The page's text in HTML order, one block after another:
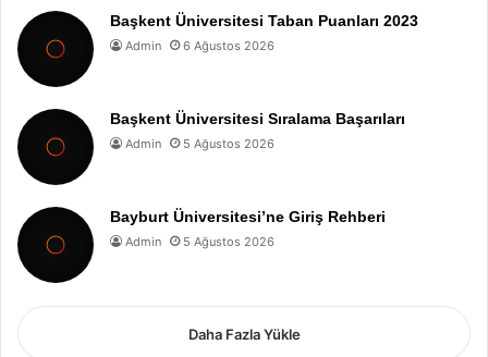
Başkent Üniversitesi Taban Puanları 2023
Admin 6 Ağustos 2026
Başkent Üniversitesi Sıralama Başarıları
Admin 5 Ağustos 2026
Bayburt Üniversitesi’ne Giriş Rehberi
Admin 5 Ağustos 2026
Daha Fazla Yükle